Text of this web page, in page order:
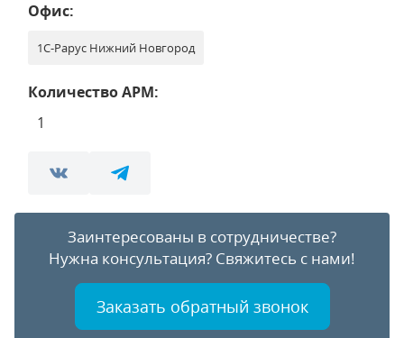
Офис:
1С-Рарус Нижний Новгород
Количество АРМ:
1
Заинтересованы в сотрудничестве?
Нужна консультация? Свяжитесь с нами!
Заказать обратный звонок